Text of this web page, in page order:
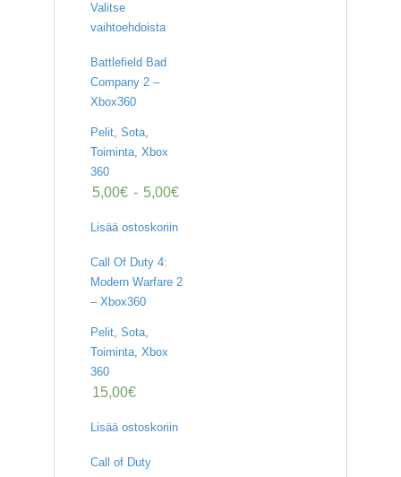
Valitse
vaihtoehdoista
Battlefield Bad
Company 2 –
Xbox360
Pelit, Sota,
Toiminta, Xbox
360
5,00€ - 5,00€
Lisää ostoskoriin
Call Of Duty 4:
Modern Warfare 2
– Xbox360
Pelit, Sota,
Toiminta, Xbox
360
15,00€
Lisää ostoskoriin
Call of Duty